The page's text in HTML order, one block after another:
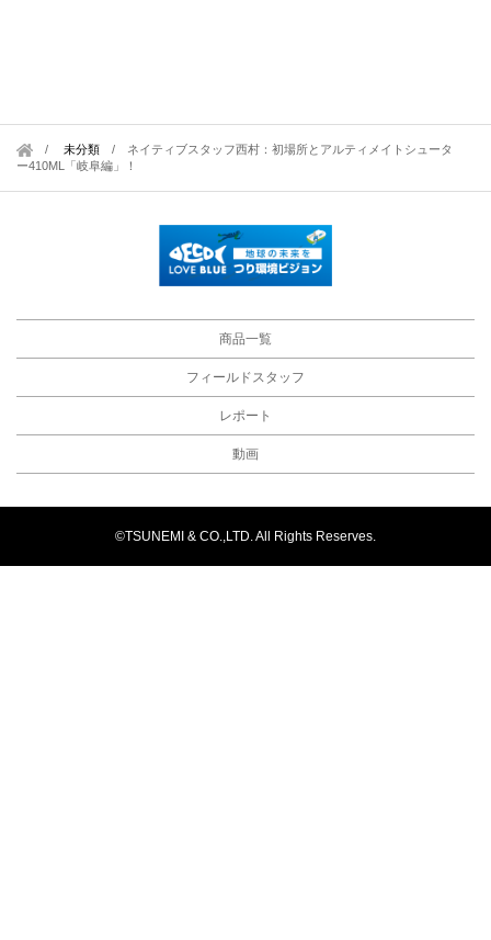
未分類 / ネイティブスタッフ西村：初場所とアルティメイトシュータ
ー410ML「岐阜編」！
商品一覧
フィールドスタッフ
レポート
動画
©TSUNEMI & CO.,LTD. All Rights Reserves.